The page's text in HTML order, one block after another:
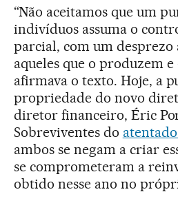
“Não aceitamos que um
indivíduos assuma o
parcial, com um desprezo
aqueles que o produzem e
afirmava o texto. Hoje, a
propriedade do novo
diretor financeiro, Éric
Sobreviventes do
ambos se negam a criar
se comprometeram a
obtido nesse ano no